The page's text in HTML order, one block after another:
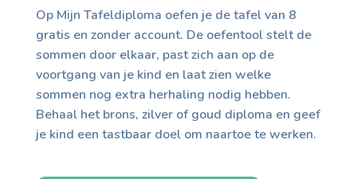
Op Mijn Tafeldiploma oefen je de tafel van 8
gratis en zonder account. De oefentool stelt de
sommen door elkaar, past zich aan op de
voortgang van je kind en laat zien welke
sommen nog extra herhaling nodig hebben.
Behaal het brons, zilver of goud diploma en geef
je kind een tastbaar doel om naartoe te werken.